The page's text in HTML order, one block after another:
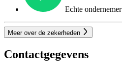
Echte ondernemer
Meer over de zekerheden
Contactgegevens